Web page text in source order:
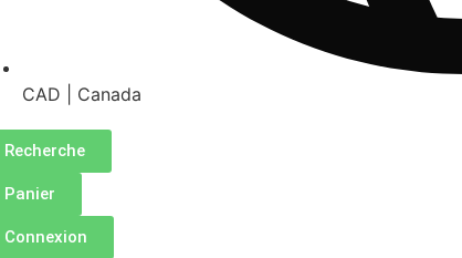
CAD | Canada
Recherche
Panier
Connexion